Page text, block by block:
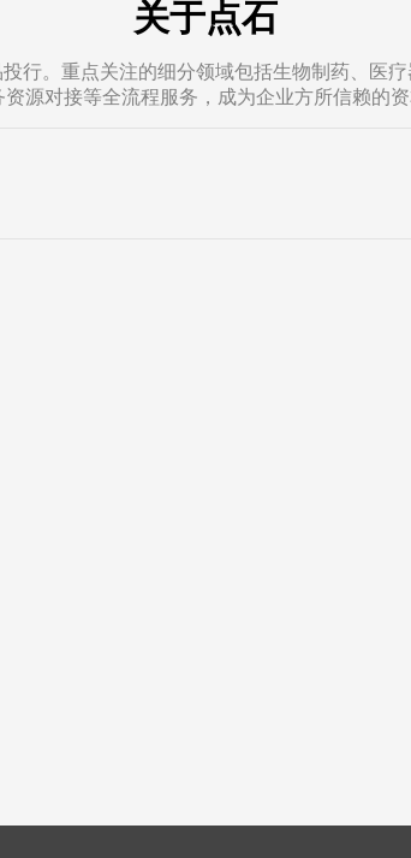
关于点石
行。重点关注的细分领域包括生物制药、医
源对接等全流程服务，成为企业方所信赖的